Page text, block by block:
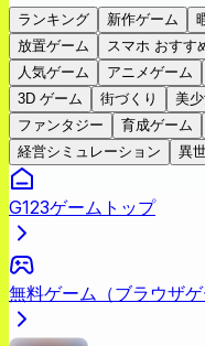
ランキング 新作ゲーム
放置ゲーム
スマホ おすす
人気ゲーム
アニメゲーム
3D ゲーム
街づくり 美
ファンタジー
育成ゲーム
経営シミュレーション
異
G123ゲームトップ
無料ゲーム（ブラウザ